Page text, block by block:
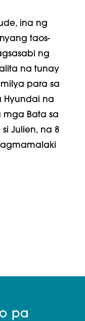
ina ng
taos-
ng
na tunay
para sa
Hyundai na
mga Bata sa
Julien, na 8
pa